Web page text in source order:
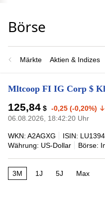
Märkte Aktien & Indizes
Mltcoop FI IG Corp $
125,84 $ -0,25 (-0,20%)
06.08.2026, 18:42:20 Uhr
WKN: A2AGXG ISIN:
Währung: US-Dollar
Börse:
3M 1J 5J Max